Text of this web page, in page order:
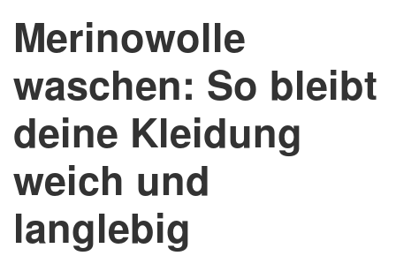
Merinowolle
waschen: So bleibt
deine Kleidung
weich und
langlebig